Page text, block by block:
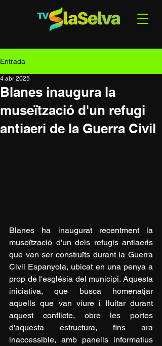
Entrada
Blanes inaugura la
museïtzació d'un refugi
antiaeri de la Guerra Civil
4 abr 2025
Blanes ha inaugurat recentment la
museïtzació d'un dels refugis antiaeris
que van ser construïts durant la Guerra
Civil Espanyola, ubicat en una penya a
prop de l'església del municipi. Aquesta
iniciativa, que busca homenatjar
aquells que van viure i lluitar durant
aquest conflicte, obre les portes
d'aquesta estructura, fins ara
inaccessible, amb panells informatius